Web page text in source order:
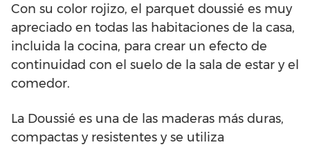
Con su color rojizo, el parquet doussié es muy
apreciado en todas las habitaciones de la casa,
incluida la cocina, para crear un efecto de
continuidad con el suelo de la sala de estar y el
comedor.
La Doussié es una de las maderas más duras,
compactas y resistentes y se utiliza